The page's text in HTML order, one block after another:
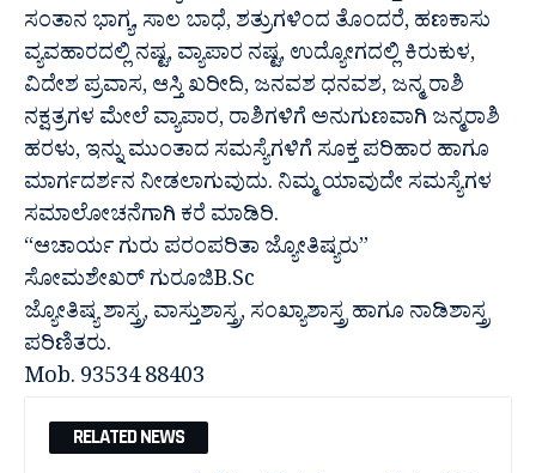
ಸಂತಾನ ಭಾಗ್ಯ, ಸಾಲ ಬಾಧೆ, ಶತ್ರುಗಳಿಂದ ತೊಂದರೆ, ಹಣಕಾಸು
ವ್ಯವಹಾರದಲ್ಲಿ ನಷ್ಟ, ವ್ಯಾಪಾರ ನಷ್ಟ, ಉದ್ಯೋಗದಲ್ಲಿ ಕಿರುಕುಳ,
ವಿದೇಶ ಪ್ರವಾಸ, ಆಸ್ತಿ ಖರೀದಿ, ಜನವಶ ಧನವಶ, ಜನ್ಮ ರಾಶಿ
ನಕ್ಷತ್ರಗಳ ಮೇಲೆ ವ್ಯಾಪಾರ, ರಾಶಿಗಳಿಗೆ ಅನುಗುಣವಾಗಿ ಜನ್ಮರಾಶಿ
ಹರಳು, ಇನ್ನು ಮುಂತಾದ ಸಮಸ್ಯೆಗಳಿಗೆ ಸೂಕ್ತ ಪರಿಹಾರ ಹಾಗೂ
ಮಾರ್ಗದರ್ಶನ ನೀಡಲಾಗುವುದು. ನಿಮ್ಮ ಯಾವುದೇ ಸಮಸ್ಯೆಗಳ
ಸಮಾಲೋಚನೆಗಾಗಿ ಕರೆ ಮಾಡಿರಿ.
“ಆಚಾರ್ಯ ಗುರು ಪರಂಪರಿತಾ ಜ್ಯೋತಿಷ್ಯರು”
ಸೋಮಶೇಖರ್ ಗುರೂಜಿB.Sc
ಜ್ಯೋತಿಷ್ಯ ಶಾಸ್ತ್ರ, ವಾಸ್ತುಶಾಸ್ತ್ರ, ಸಂಖ್ಯಾಶಾಸ್ತ್ರ ಹಾಗೂ ನಾಡಿಶಾಸ್ತ್ರ
ಪರಿಣಿತರು.
Mob. 93534 88403
RELATED NEWS